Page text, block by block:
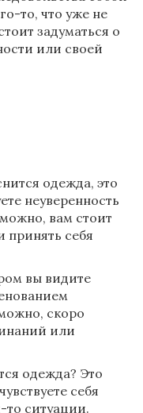
то, что уже не
задуматься о
или своей
одежда, это
неуверенность
вам стоит
принять себя
вы видите
скоро
или
одежда? Это
себя
то ситуации.